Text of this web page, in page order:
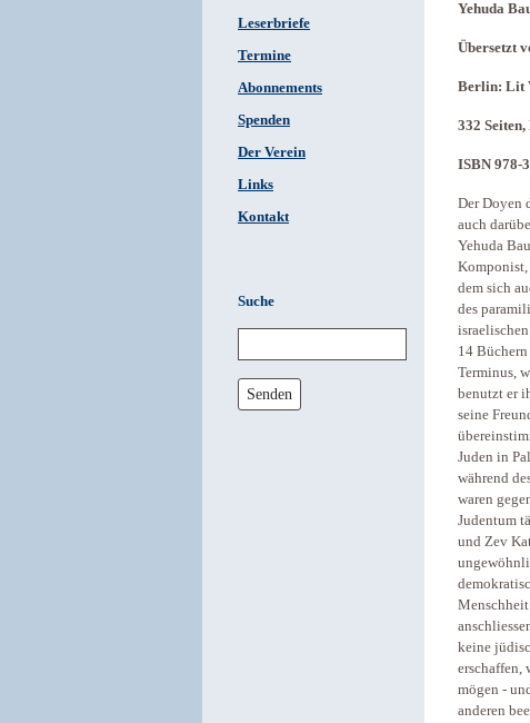
Leserbriefe
Termine
Abonnements
Spenden
Der Verein
Links
Kontakt
Suche
Senden
Yehuda
Übersetzt
Berlin: Lit
332
ISBN 978-
Der Doyen
auch
Yehuda
dem sich
des
14
Terminus,
benutzt er
seine
Juden in
während
waren
Judentum
und Zev
keine
erschaffen,
mögen -
anderen